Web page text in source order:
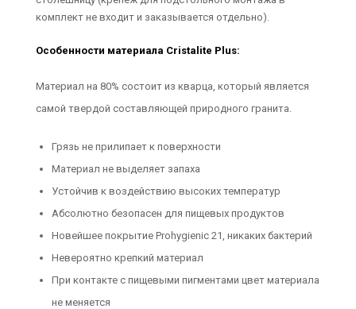
комплект не входит и заказывается отдельно).
Особенности материала Cristalite Plus:
Материал на 80% состоит из кварца, который является
самой твердой составляющей природного гранита.
Грязь не прилипает к поверхности
Материал не выделяет запаха
Устойчив к воздействию высоких температур
Абсолютно безопасен для пищевых продуктов
Новейшее покрытие Prohygienic 21, никаких бактерий
Невероятно крепкий материал
При контакте с пищевыми пигментами цвет материала
не меняется